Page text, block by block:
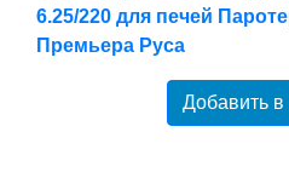
6.25/220 для печей
Премьера Руса
Добавить в